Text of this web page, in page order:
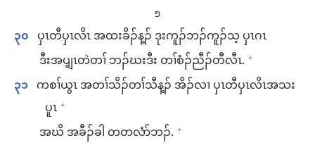
פ
၃၀ ပှၤတီ​ပှၤလိၤ အ​ထးခိၣ်​န့ၣ်​ ဒုး​ကူၣ်​ဘၣ်​ကူၣ်သ့ ပှၤဂၤ
ဒီး​အ​ပျ့ၤ​တဲ​တၢ် ဘၣ်ဃး​ဒီး တၢ်​စံၣ်ညီၣ်​တီ​လီၤ. +
၃၁ ကစၢ်​ယွၤ အ​တၢ်သိၣ်​တၢ်သီ​န့ၣ်​ အိၣ်​လၢ ပှၤတီ​ပှၤလိၤ​အသး​
ပူၤ +
အဃိ အ​ခီၣ်ခါ တ​တ​လံာ်​ဘၣ်. +